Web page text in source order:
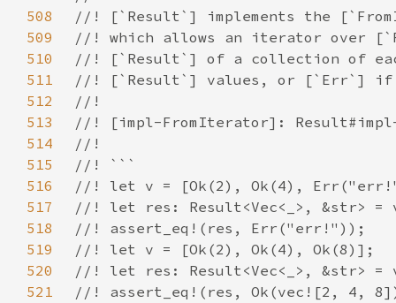
508
509
510
511
512
513
514
515
516
517
518
519
520
521